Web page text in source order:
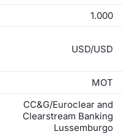
1.000
USD/USD
MOT
CC&G/Euroclear and
Clearstream Banking
Lussemburgo